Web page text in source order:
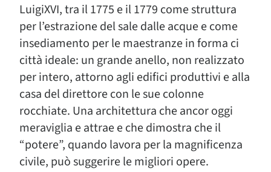
LuigiXVI, tra il 1775 e il 1779 come struttura
per l’estrazione del sale dalle acque e come
insediamento per le maestranze in forma ci
città ideale: un grande anello, non realizzato
per intero, attorno agli edifici produttivi e alla
casa del direttore con le sue colonne
rocchiate. Una architettura che ancor oggi
meraviglia e attrae e che dimostra che il
“potere”, quando lavora per la magnificenza
civile, può suggerire le migliori opere.